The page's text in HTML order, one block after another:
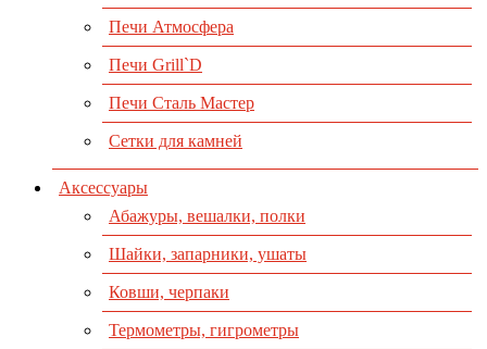
Печи Атмосфера
Печи Grill`D
Печи Сталь Мастер
Сетки для камней
Аксессуары
Абажуры, вешалки, полки
Шайки, запарники, ушаты
Ковши, черпаки
Термометры, гигрометры